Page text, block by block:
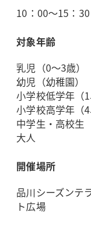
10：00～15：30
対象年齢
乳児（0～3歳）
幼児（幼稚園）
小学校低学年（1
小学校高学年（4
中学生・高校生
大人
開催場所
品川シーズンテ
ト広場